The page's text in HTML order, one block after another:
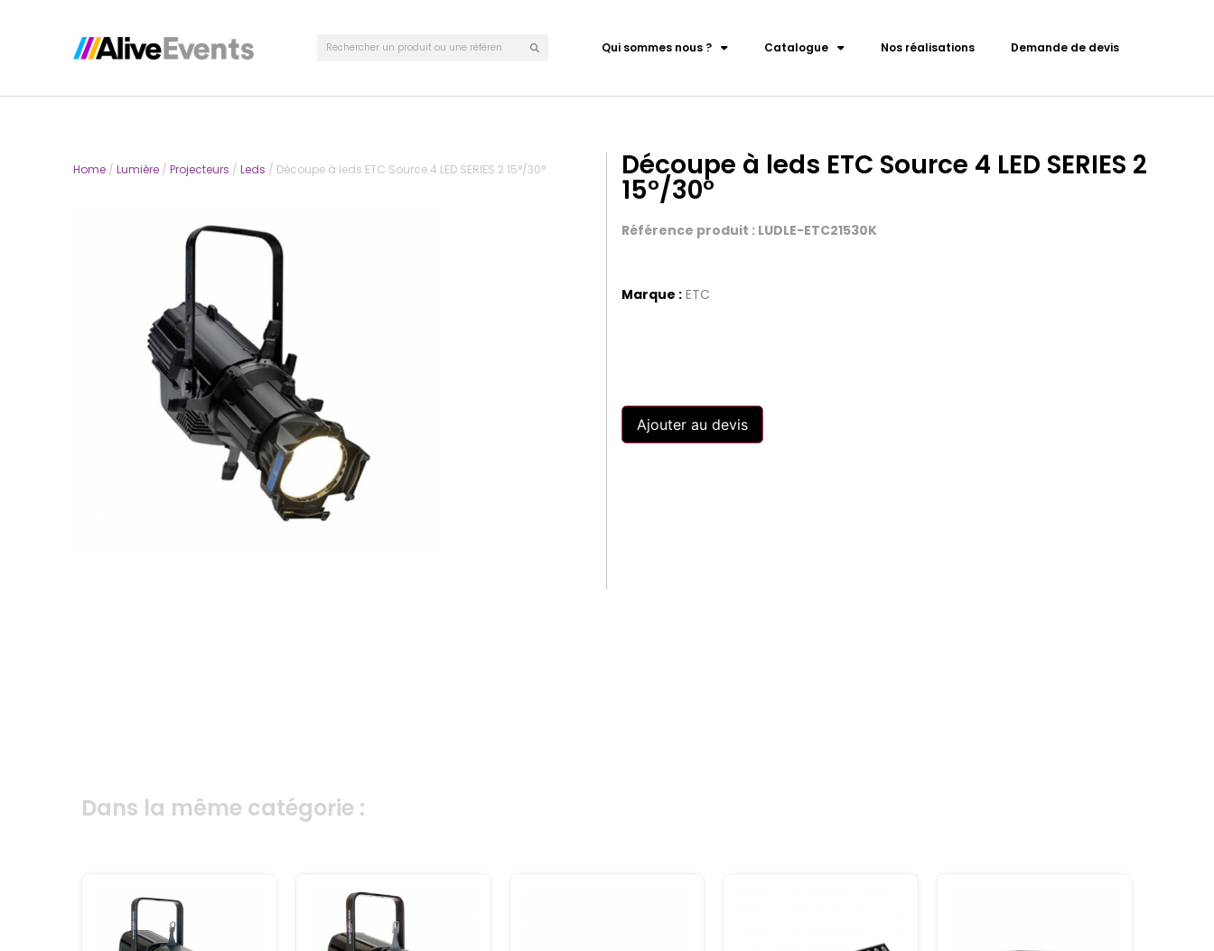
Qui sommes nous ? Catalogue Nos réalisations Demande de devis
Home / Lumière / Projecteurs / Leds / Découpe à leds ETC Source 4 LED SERIES 2 15°/30° Découpe à leds ETC Source 4 LED SERIES 2
15°/30°
Référence produit : LUDLE-ETC21530K
Marque : ETC
Ajouter au devis
Dans la même catégorie :